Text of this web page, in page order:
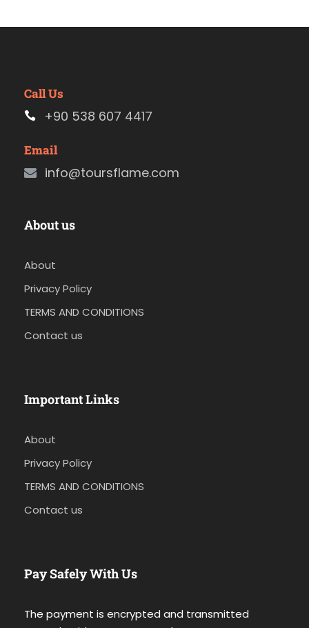
Call Us
+90 538 607 4417
Email
info@toursflame.com
About us
About
Privacy Policy
TERMS AND CONDITIONS
Contact us
Important Links
About
Privacy Policy
TERMS AND CONDITIONS
Contact us
Pay Safely With Us
The payment is encrypted and transmitted